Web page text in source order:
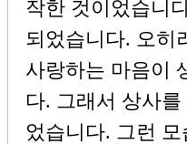
작한 것이었습니
되었습니다. 오히
사랑하는 마음이
다. 그래서 상사
었습니다. 그런